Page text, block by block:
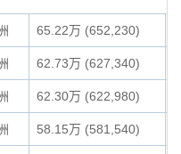
65.22万 (652,230)
62.73万 (627,340)
62.30万 (622,980)
58.15万 (581,540)